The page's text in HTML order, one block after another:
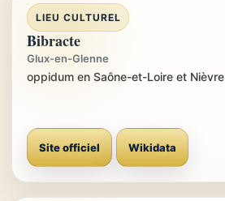
LIEU CULTUREL
Bibracte
Glux-en-Glenne
oppidum en Saône-et-Loire et Nièvre
Site officiel Wikidata